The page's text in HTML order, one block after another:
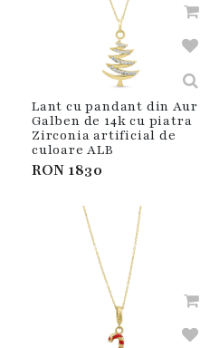
Lant cu pandant din Aur
Galben de 14k cu piatra
Zirconia artificial de
culoare ALB
RON1830